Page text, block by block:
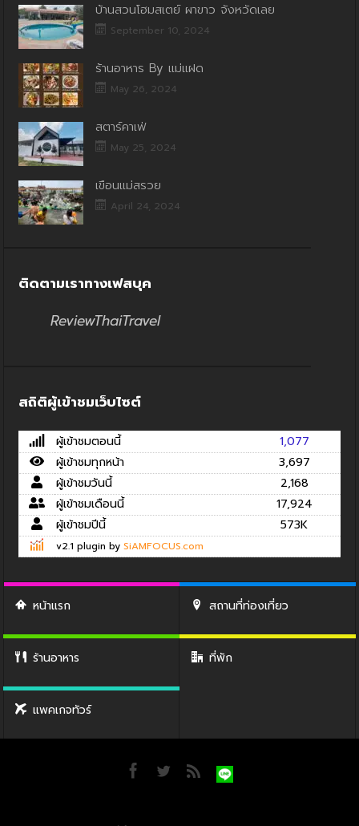
บ้านสวนโฮมสเตย์ ผาขาว จังหวัดเลย
September 10, 2024
ร้านอาหาร By แม่แฝด
May 26, 2024
สตาร์คาเฟ่
May 25, 2024
เขื่อนแม่สรวย
April 24, 2024
ติดตามเราทางเฟสบุค
ReviewThaiTravel
สถิติผู้เข้าชมเว็บไซต์
ผู้เข้าชมตอนนี้
1,077
ผู้เข้าชมทุกหน้า
3,697
ผู้เข้าชมวันนี้
2,168
ผู้เข้าชมเดือนนี้
17,924
ผู้เข้าชมปีนี้
573K
v2.1 plugin by SiAMFOCUS.com
หน้าแรก สถานที่ท่องเที่ยว
ร้านอาหาร ที่พัก
แพคเกจทัวร์